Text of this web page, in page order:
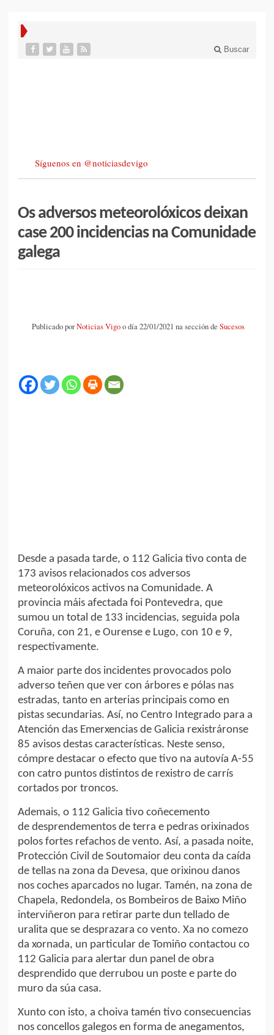
Buscar
Síguenos en @noticiasdevigo
Os adversos meteorolóxicos deixan
case 200 incidencias na Comunidade
galega
Publicado porNoticias Vigoo día 22/01/2021 na sección de Sucesos
Desde a pasada tarde, o 112 Galicia tivo conta de
173 avisos relacionados cos adversos
meteorolóxicos activos na Comunidade. A
provincia máis afectada foi Pontevedra, que
sumou un total de 133 incidencias, seguida pola
Coruña, con 21, e Ourense e Lugo, con 10 e 9,
respectivamente.
A maior parte dos incidentes provocados polo
adverso teñen que ver con árbores e pólas nas
estradas, tanto en arterias principais como en
pistas secundarias. Así, no Centro Integrado para a
Atención das Emerxencias de Galicia rexistráronse
85 avisos destas características. Neste senso,
cómpre destacar o efecto que tivo na autovía A-55
con catro puntos distintos de rexistro de carrís
cortados por troncos.
Ademais, o 112 Galicia tivo coñecemento
de desprendementos de terra e pedras orixinados
polos fortes refachos de vento. Así, a pasada noite,
Protección Civil de Soutomaior deu conta da caída
de tellas na zona da Devesa, que orixinou danos
nos coches aparcados no lugar. Tamén, na zona de
Chapela, Redondela, os Bombeiros de Baixo Miño
interviñeron para retirar parte dun tellado de
uralita que se desprazara co vento. Xa no comezo
da xornada, un particular de Tomiño contactou co
112 Galicia para alertar dun panel de obra
desprendido que derrubou un poste e parte do
muro da súa casa.
Xunto con isto, a choiva tamén tivo consecuencias
nos concellos galegos en forma de anegamentos,